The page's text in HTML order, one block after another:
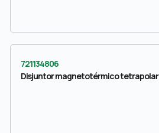
721134806
Disjuntor magnetotérmico tetrapolar